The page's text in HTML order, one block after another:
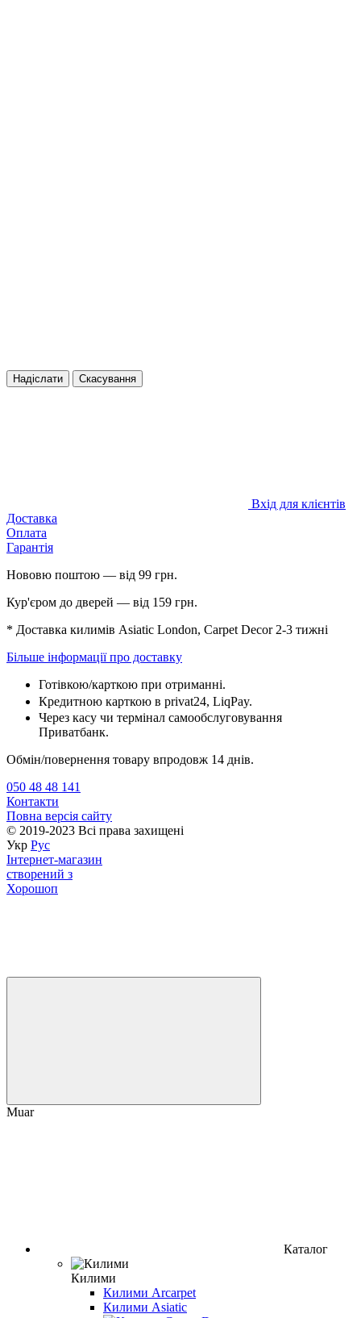
Надіслати Скасування
Вхід для клієнтів
Доставка
Оплата
Гарантія
Нововю поштою — від 99 грн.
Кур'єром до дверей — від 159 грн.
* Доставка килимів Asiatic London, Carpet Decor 2-3 тижні
Більше інформації про доставку
Готівкою/карткою при отриманні.
Кредитною карткою в privat24, LiqPay.
Через касу чи термінал самообслуговування
Приватбанк.
Обмін/повернення товару впродовж 14 днів.
050 48 48 141
Контакти
Повна версія сайту
© 2019-2023 Всі права захищені
Укр Рус
Інтернет-магазин
створений з
Хорошоп
Muar
Каталог
Килими
Килими Arcarpet
Килими Asiatic